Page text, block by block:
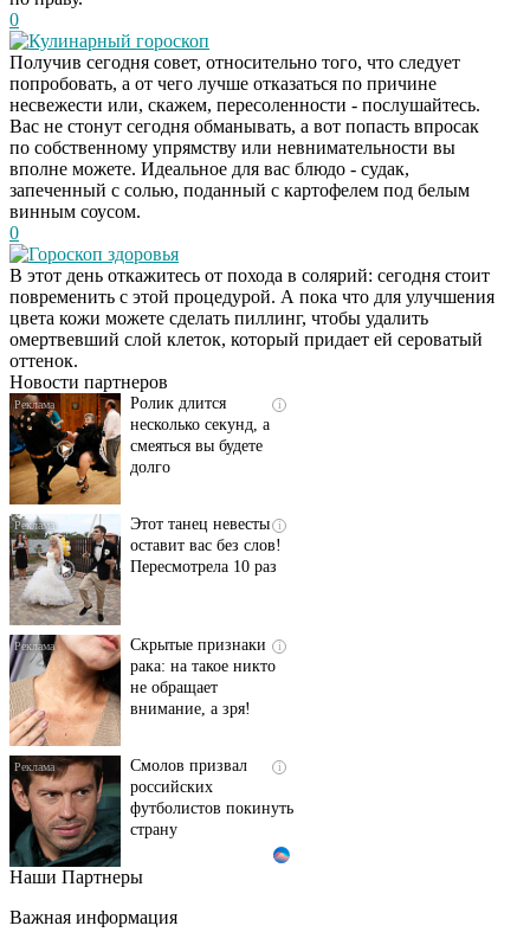
0
Кулинарный гороскоп
Получив сегодня совет, относительно того, что следует
попробовать, а от чего лучше отказаться по причине
несвежести или, скажем, пересоленности - послушайтесь.
Вас не стонут сегодня обманывать, а вот попасть впросак
по собственному упрямству или невнимательности вы
вполне можете. Идеальное для вас блюдо - судак,
запеченный с солью, поданный с картофелем под белым
винным соусом.
0
Гороскоп здоровья
В этот день откажитесь от похода в солярий: сегодня стоит
повременить с этой процедурой. А пока что для улучшения
цвета кожи можете сделать пиллинг, чтобы удалить
омертвевший слой клеток, который придает ей сероватый
оттенок.
Новости партнеров
i
Скрытая камера на
пляже Крыма: Что
люди вытворяют, когда
их не видят...
i
Ролик длится
несколько секунд, а
смеяться вы будете
долго
i
Этот танец невесты
оставит вас без слов!
Пересмотрела 10 раз
i
Скрытые признаки
рака: на такое никто
не обращает
внимание, а зря!
i
Смолов призвал
российских
футболистов покинуть
страну
Ржу не переставая, это
не раз
Наши Партнеры
Важная информация